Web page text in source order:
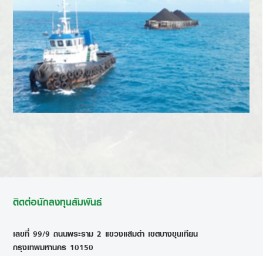
ติดต่อนักลงทุนสัมพันธ์
เลขที่ 99/9 ถนนพระราม 2 แขวงแสมดำ เขตบางขุนเทียน
กรุงเทพมหานคร 10150